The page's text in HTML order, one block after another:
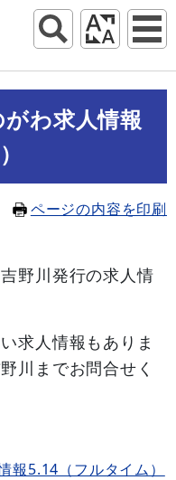
わ求人情報
ページの内容を印刷
野川発行の求人情
求人情報もありま
川までお問合せく
報5.14（フルタイム）